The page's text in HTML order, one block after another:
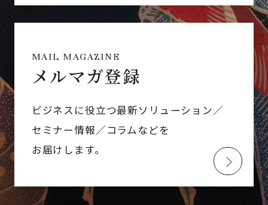
MAIL MAGAZINE
メルマガ登録
ビジネスに役立つ最新ソリューション／
セミナー情報／コラムなどを
お届けします。